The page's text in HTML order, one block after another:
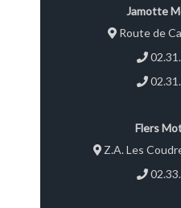
Jamotte
Route de
Flers
Z.A. Les